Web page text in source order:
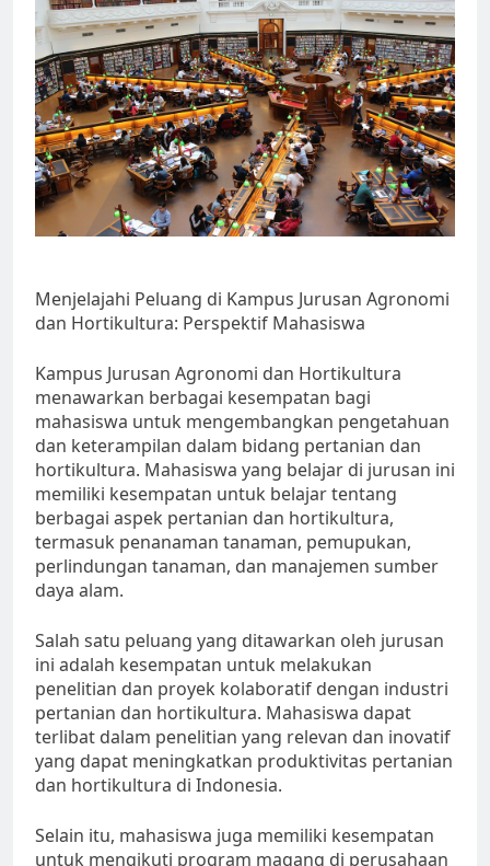
Menjelajahi Peluang di Kampus Jurusan Agronomi
dan Hortikultura: Perspektif Mahasiswa
Kampus Jurusan Agronomi dan Hortikultura
menawarkan berbagai kesempatan bagi
mahasiswa untuk mengembangkan pengetahuan
dan keterampilan dalam bidang pertanian dan
hortikultura. Mahasiswa yang belajar di jurusan ini
memiliki kesempatan untuk belajar tentang
berbagai aspek pertanian dan hortikultura,
termasuk penanaman tanaman, pemupukan,
perlindungan tanaman, dan manajemen sumber
daya alam.
Salah satu peluang yang ditawarkan oleh jurusan
ini adalah kesempatan untuk melakukan
penelitian dan proyek kolaboratif dengan industri
pertanian dan hortikultura. Mahasiswa dapat
terlibat dalam penelitian yang relevan dan inovatif
yang dapat meningkatkan produktivitas pertanian
dan hortikultura di Indonesia.
Selain itu, mahasiswa juga memiliki kesempatan
untuk mengikuti program magang di perusahaan